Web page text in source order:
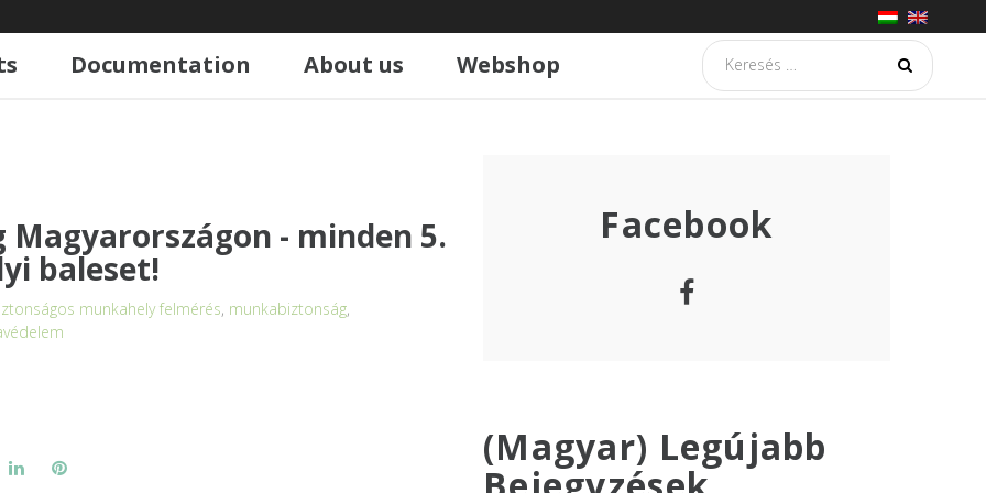
Documentation About us Webshop
for:
- minden 5.
baleset!
munkahely felmérés, munkabiztonság,
LinkedInPinterest
Facebook
(Magyar) Legújabb